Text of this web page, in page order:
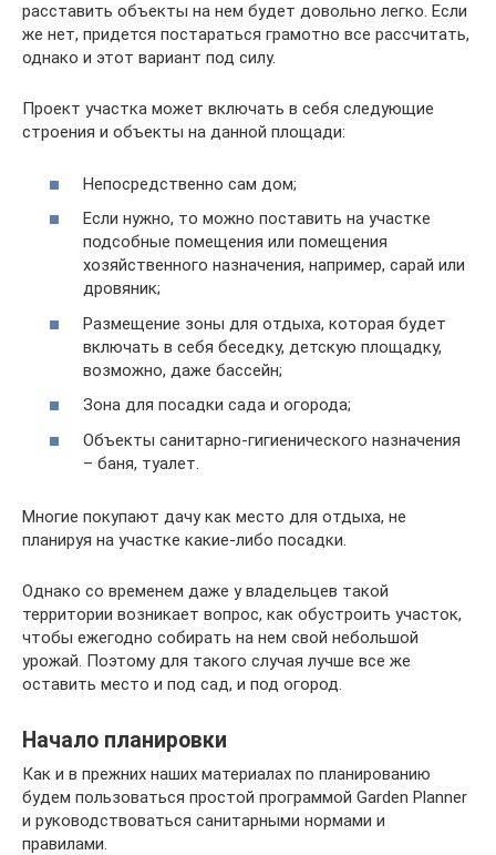
расставить объекты на нем будет довольно легко. Если
же нет, придется постараться грамотно все рассчитать,
однако и этот вариант под силу.
Проект участка может включать в себя следующие
строения и объекты на данной площади:
Непосредственно сам дом;
Если нужно, то можно поставить на участке
подсобные помещения или помещения
хозяйственного назначения, например, сарай или
дровяник;
Размещение зоны для отдыха, которая будет
включать в себя беседку, детскую площадку,
возможно, даже бассейн;
Зона для посадки сада и огорода;
Объекты санитарно-гигиенического назначения
– баня, туалет.
Многие покупают дачу как место для отдыха, не
планируя на участке какие-либо посадки.
Однако со временем даже у владельцев такой
территории возникает вопрос, как обустроить участок,
чтобы ежегодно собирать на нем свой небольшой
урожай. Поэтому для такого случая лучше все же
оставить место и под сад, и под огород.
Начало планировки
Как и в прежних наших материалах по планированию
будем пользоваться простой программой Garden Planner
и руководствоваться санитарными нормами и
правилами.